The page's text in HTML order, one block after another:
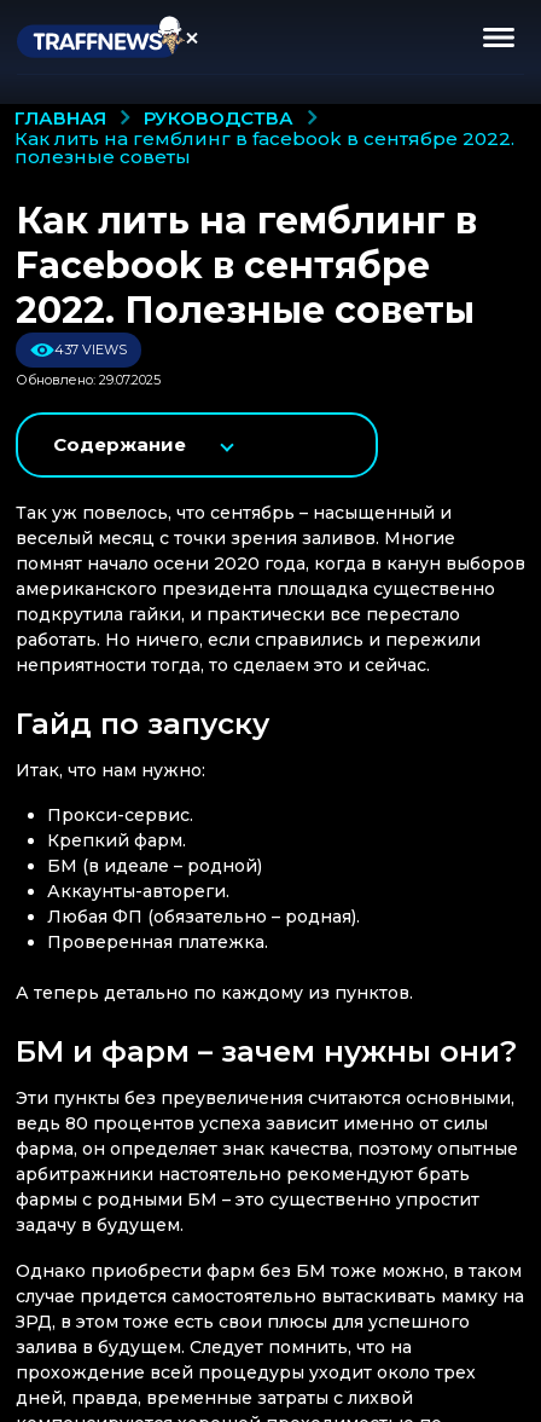
ГЛАВНАЯ
РУКОВОДСТВА
как лить на гемблинг в facebook в сентябре 2022.
полезные советы
Как лить на гемблинг в
Facebook в сентябре
2022. Полезные советы
437 VIEWS
Обновлено: 29.07.2025
Содержание
Так уж повелось, что сентябрь – насыщенный и
веселый месяц с точки зрения заливов. Многие
помнят начало осени 2020 года, когда в канун выборов
американского президента площадка существенно
подкрутила гайки, и практически все перестало
работать. Но ничего, если справились и пережили
неприятности тогда, то сделаем это и сейчас.
Гайд по запуску
Итак, что нам нужно:
Прокси-сервис.
Крепкий фарм.
БМ (в идеале – родной)
Аккаунты-автореги.
Любая ФП (обязательно – родная).
Проверенная платежка.
А теперь детально по каждому из пунктов.
БМ и фарм – зачем нужны они?
Эти пункты без преувеличения считаются основными,
ведь 80 процентов успеха зависит именно от силы
фарма, он определяет знак качества, поэтому опытные
арбитражники настоятельно рекомендуют брать
фармы с родными БМ – это существенно упростит
задачу в будущем.
Однако приобрести фарм без БМ тоже можно, в таком
случае придется самостоятельно вытаскивать мамку на
ЗРД, в этом тоже есть свои плюсы для успешного
залива в будущем. Следует помнить, что на
прохождение всей процедуры уходит около трех
дней, правда, временные затраты с лихвой